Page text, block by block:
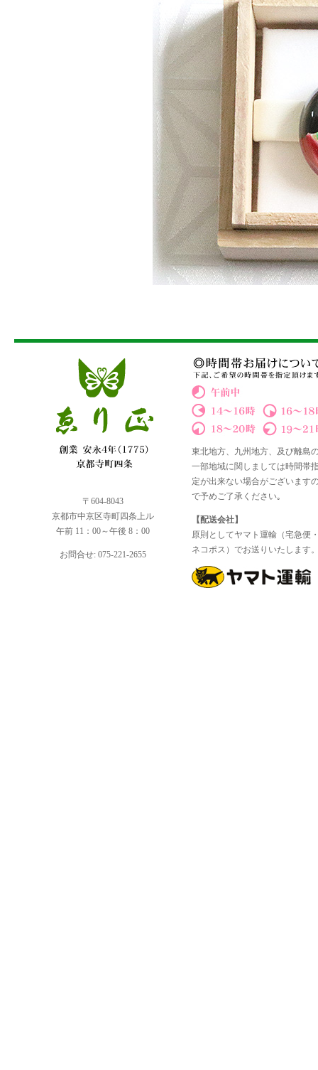
〒604-8043
京都市中京区寺町四条上ル
午前 11：00～午後 8：00
お問合せ: 075-221-2655
東北地方、九州地方、及び離島
一部地域に関しましては時間帯
定が出来ない場合がございます
で予めご了承ください｡
【配送会社】
原則としてヤマト運輸（宅急便
ネコポス）でお送りいたします